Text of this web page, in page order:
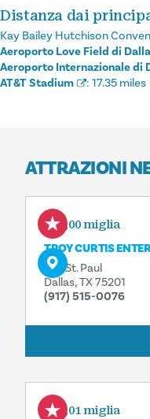
Distanza dai
Kay Bailey Hutchison
Aeroporto Love Field di
Aeroporto Internazionale di
AT&T Stadium
: 17.35 miles
ATTRAZIONI
0,00 miglia
TROY CURTIS
325 St. Paul
Dallas, TX 75201
(917) 515-0076
0,01 miglia